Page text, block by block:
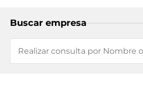
Buscar empresa